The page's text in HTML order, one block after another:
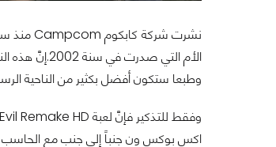
الأم التي
وطبعا ستكون أفضل بكثير من الناحية
اكس بوكس ون جنباً إلى جنب مع الحاسب